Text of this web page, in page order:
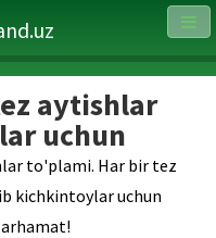
aytishlar
uchun
to'plami. Har bir tez
kichkintoylar uchun